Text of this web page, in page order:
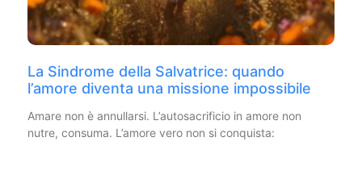
La Sindrome della Salvatrice: quando
l’amore diventa una missione impossibile
Amare non è annullarsi. L’autosacrificio in amore non
nutre, consuma. L’amore vero non si conquista: